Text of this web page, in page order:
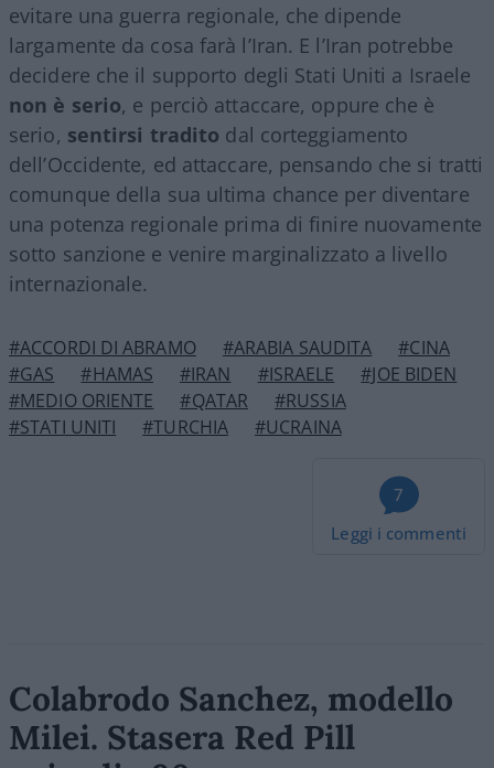
evitare una guerra regionale, che dipende
largamente da cosa farà l’Iran. E l’Iran potrebbe
decidere che il supporto degli Stati Uniti a Israele
non è serio, e perciò attaccare, oppure che è
serio, sentirsi tradito dal corteggiamento
dell’Occidente, ed attaccare, pensando che si tratti
comunque della sua ultima chance per diventare
una potenza regionale prima di finire nuovamente
sotto sanzione e venire marginalizzato a livello
internazionale.
#ACCORDI DI ABRAMO #ARABIA SAUDITA
#CINA
#GAS
#HAMAS #IRAN #ISRAELE
#JOE BIDEN
#MEDIO ORIENTE
#QATAR
#RUSSIA
#STATI UNITI
#TURCHIA #UCRAINA
7
Leggi i commenti
Colabrodo Sanchez, modello
Milei. Stasera Red Pill